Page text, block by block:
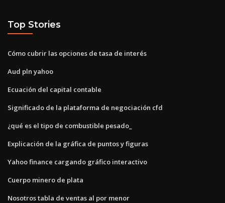
Top Stories
Cómo cubrir las opciones de tasa de interés
Aud pln yahoo
Ecuación del capital contable
Significado de la plataforma de negociación cfd
¿qué es el tipo de combustible pesado_
Explicación de la gráfica de puntos y figuras
Yahoo finance cargando gráfico interactivo
Cuerpo minero de plata
Nosotros tabla de ventas al por menor